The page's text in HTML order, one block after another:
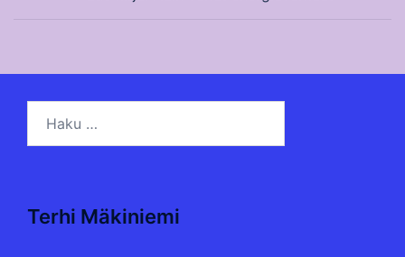
Terhi Mäkiniemi